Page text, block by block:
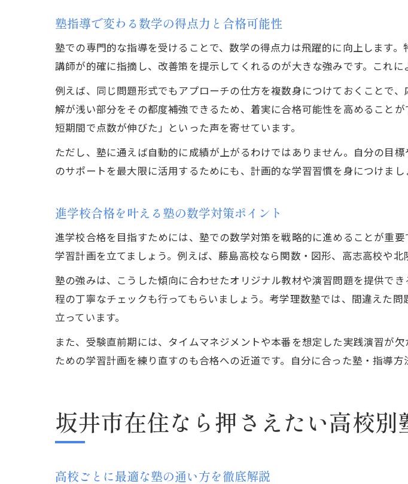
塾指導で変わる数学の得点力と合格可能性
塾での専門的な指導を受けることで、数学の得点力は飛躍的に向上します
講師が的確に指摘し、改善策を提示してくれるのが大きな強みです。これ
例えば、同じ問題形式でもアプローチの仕方を複数身につけておくことで
解が浅い部分をその都度補強できるため、着実に合格可能性を高めること
短期間で点数が伸びた」といった声を寄せています。
ただし、塾に通えば自動的に成績が上がるわけではありません。自分の目
のサポートを最大限に活用するためにも、計画的な学習習慣を身につけまし
進学校合格を叶える塾の数学対策ポイント
進学校合格を目指すためには、塾での数学対策を戦略的に進めることが重
学習計画を立てましょう。例えば、藤島高校なら関数・図形、高志高校や北
塾の強みは、こうした傾向に合わせたオリジナル教材や演習問題を提供で
程の丁寧なチェックも行ってもらいましょう。考学理数塾では、間違えた
立っています。
また、受験直前期には、タイムマネジメントや本番を想定した実践演習が
ための学習計画を練り直すのも合格への近道です。自分に合った塾・指導方
坂井市在住なら押さえたい高校別
高校ごとに最適な塾の通い方を徹底解説